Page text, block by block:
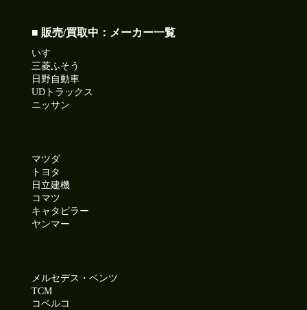
■ 販売/買取中：メーカー一覧
いすゞ
三菱ふそう
日野自動車
UDトラックス
ニッサン
マツダ
トヨタ
日立建機
コマツ
キャタピラー
ヤンマー
メルセデス・ベンツ
TCM
コベルコ